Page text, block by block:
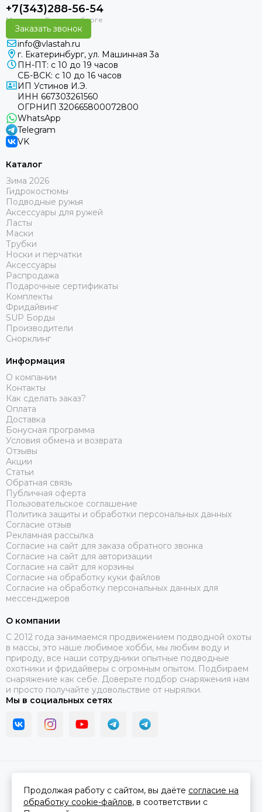
+7(343)288-56-54
Заказать звонок
info@vlastah.ru
г. Екатеринбург, ул. Машинная 3а
ПН-ПТ: с 10 до 19 часов
СБ-ВСК: с 10 до 16 часов
ИП Устинов И.Э.
ИНН 667303261560
ОГРНИП 320665800072800
WhatsApp
Telegram
VK
Каталог
Зима 2026
Гидрокостюмы
Подводные ружья
Аксессуары для ружей
Ласты
Маски
Трубки
Носки и перчатки
Аксессуары
Распродажа
Подарочные сертификаты
Комплекты
Фридайвинг
SUP Борды
Производители
Снорклинг
Информация
О компании
Контакты
Как сделать заказ?
Оплата
Доставка
Бонусная программа
Условия обмена и возврата
Отзывы
Акции
Статьи
Обратная связь
Публичная оферта
Пользовательское соглашение
Политика защиты и обработки персональных данных
Согласие отзыв
Рекламная рассылка
Согласие на сайт для заказа обратного звонка
Согласие на сайт для авторизации
Согласие на сайт для корзины
Согласие на обработку куки файлов
Согласие на обработку персональных данных для
мессенджеров
О компании
C 2012 года занимаемся продвижением подводной охоты
в массы, это наше любимое хобби, мы любим воду и
природу, все наши сотрудники опытные подводные
охотники и фридайверы с огромным опытом. Подбираем
снаряжение как себе. Доверьте подбор снаряжения нам
и просто получайте удовольствие от нырялки.
Мы в социальных сетях
Сделано вMOSK.STUDIOдля платформыInSales
Продолжая работу с сайтом, вы даёте согласие на
обработку cookie-файлов, в соответствии с